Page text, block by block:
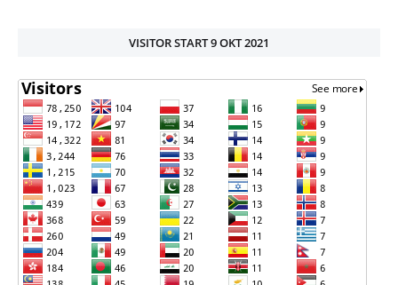
VISITOR START 9 OKT 2021